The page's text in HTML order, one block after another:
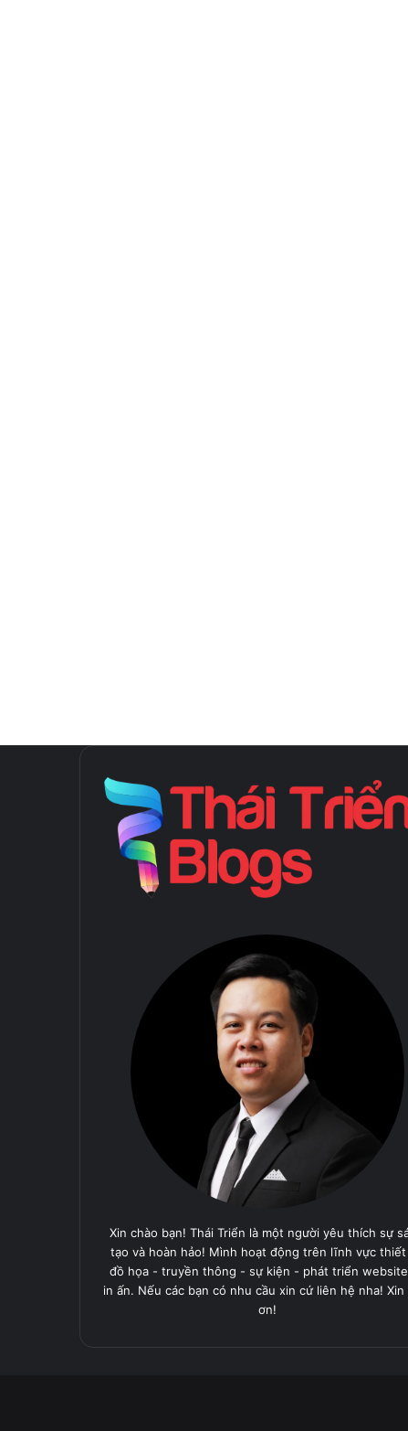
Xin chào bạn! Thái Triển là một người yêu thích sự
tạo và hoàn hảo! Mình hoạt động trên lĩnh vực
đồ họa - truyền thông - sự kiện - phát triển
in ấn. Nếu các bạn có nhu cầu xin cứ liên hệ nha! Xin
ơn!